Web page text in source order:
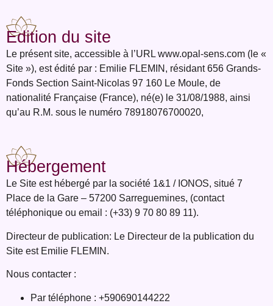
Edition du site
Le présent site, accessible à l’URL www.opal-sens.com (le «
Site »), est édité par : Emilie FLEMIN, résidant 656 Grands-
Fonds Section Saint-Nicolas 97 160 Le Moule, de
nationalité Française (France), né(e) le 31/08/1988, ainsi
qu’au R.M. sous le numéro 78918076700020,
Hébergement
Le Site est hébergé par la société 1&1 / IONOS, situé 7
Place de la Gare – 57200 Sarreguemines, (contact
téléphonique ou email : (+33) 9 70 80 89 11).
Directeur de publication: Le Directeur de la publication du
Site est Emilie FLEMIN.
Nous contacter :
Par téléphone : +590690144222